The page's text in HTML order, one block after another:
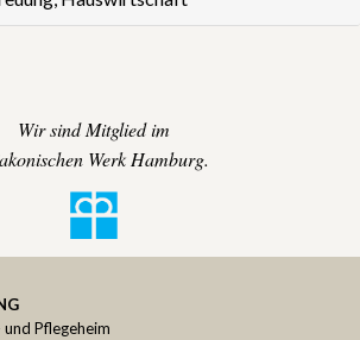
Wir sind Mitglied im
Werk Hamburg.
Pflegeheim